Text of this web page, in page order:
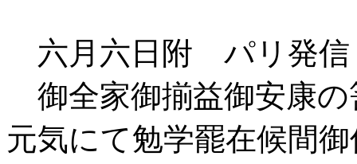
六月六日附 パリ発
御全家御揃益御安康
元気にて勉学罷在候間